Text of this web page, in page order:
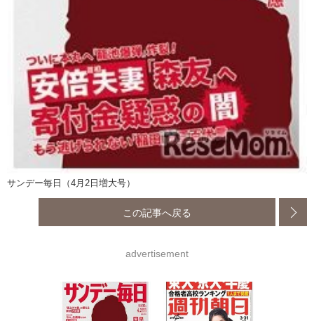
サンデー毎日（4月2日増大号）
この記事へ戻る
advertisement